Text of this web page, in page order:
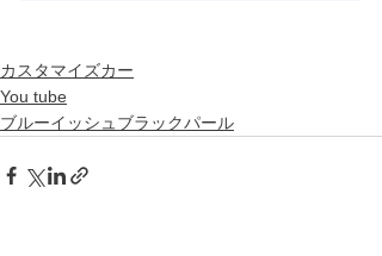
カスタマイズカー
You tube
ブルーイッシュブラックパール